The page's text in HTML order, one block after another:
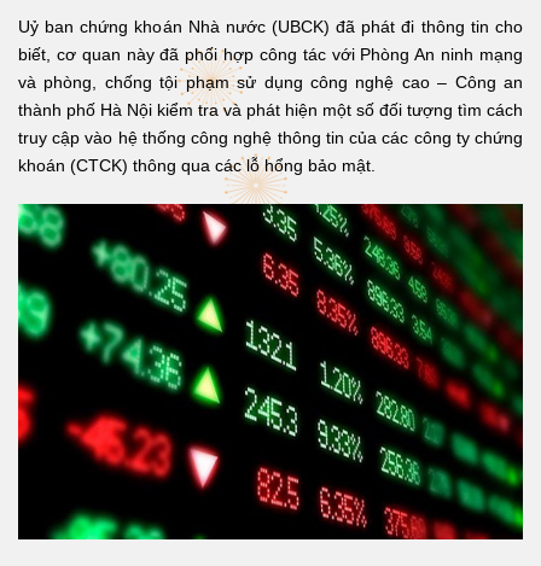
Uỷ ban chứng khoán Nhà nước (UBCK) đã phát đi thông tin cho
biết, cơ quan này đã phối hợp công tác với Phòng An ninh mạng
và phòng, chống tội phạm sử dụng công nghệ cao – Công an
thành phố Hà Nội kiểm tra và phát hiện một số đối tượng tìm cách
truy cập vào hệ thống công nghệ thông tin của các công ty chứng
khoán (CTCK) thông qua các lỗ hổng bảo mật.